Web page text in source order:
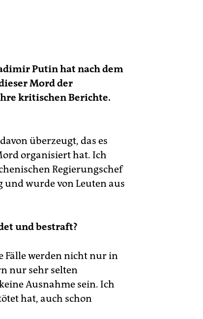
Putin hat nach dem
Mord der
kritischen Berichte.
überzeugt, das es
organisiert hat. Ich
Regierungschef
und wurde von Leuten aus
und bestraft?
Fälle werden nicht nur in
nur sehr selten
Ausnahme sein. Ich
hat, auch schon